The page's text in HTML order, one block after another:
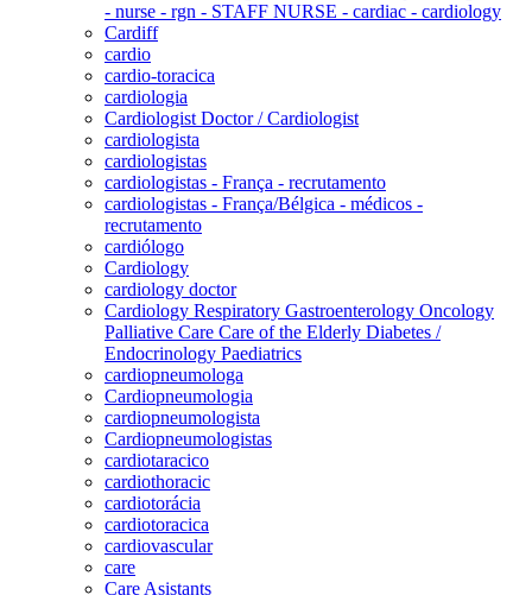
- nurse - rgn - STAFF NURSE - cardiac - cardiology
Cardiff
cardio
cardio-toracica
cardiologia
Cardiologist Doctor / Cardiologist
cardiologista
cardiologistas
cardiologistas - França - recrutamento
cardiologistas - França/Bélgica - médicos -
recrutamento
cardiólogo
Cardiology
cardiology doctor
Cardiology Respiratory Gastroenterology Oncology
Palliative Care Care of the Elderly Diabetes /
Endocrinology Paediatrics
cardiopneumologa
Cardiopneumologia
cardiopneumologista
Cardiopneumologistas
cardiotaracico
cardiothoracic
cardiotorácia
cardiotoracica
cardiovascular
care
Care Asistants